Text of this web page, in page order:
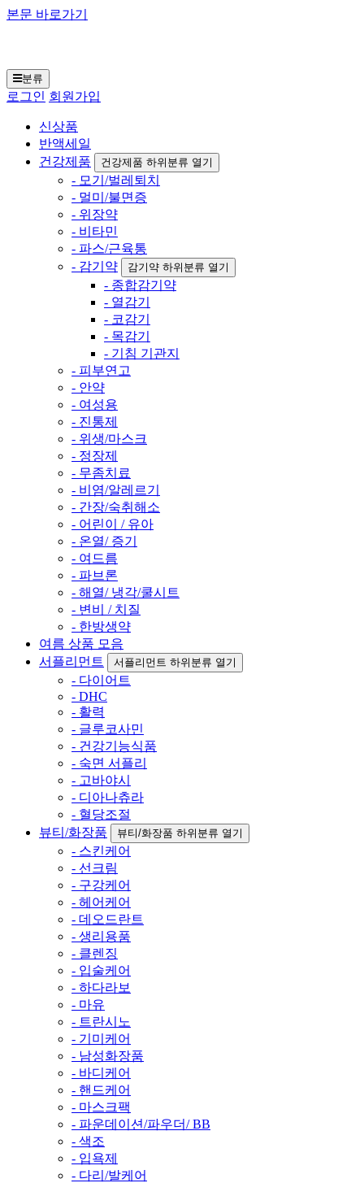
본문 바로가기
분류
로그인 회원가입
신상품
반액세일
건강제품
건강제품 하위분류 열기
- 모기/벌레퇴치
- 멀미/불면증
- 위장약
- 비타민
- 파스/근육통
- 감기약
감기약 하위분류 열기
- 종합감기약
- 열감기
- 코감기
- 목감기
- 기침 기관지
- 피부연고
- 안약
- 여성용
- 진통제
- 위생/마스크
- 정장제
- 무좀치료
- 비염/알레르기
- 간장/숙취해소
- 어린이 / 유아
- 온열/ 증기
- 여드름
- 파브론
- 해열/ 냉각/쿨시트
- 변비 / 치질
- 한방생약
여름 상품 모음
서플리먼트
서플리먼트 하위분류 열기
- 다이어트
- DHC
- 활력
- 글루코사민
- 건강기능식품
- 숙면 서플리
- 고바야시
- 디아나츄라
- 혈당조절
뷰티/화장품
뷰티/화장품 하위분류 열기
- 스킨케어
- 선크림
- 구강케어
- 헤어케어
- 데오드란트
- 생리용품
- 클렌징
- 입술케어
- 하다라보
- 마유
- 트란시노
- 기미케어
- 남성화장품
- 바디케어
- 핸드케어
- 마스크팩
- 파운데이션/파우더/ BB
- 색조
- 입욕제
- 다리/발케어